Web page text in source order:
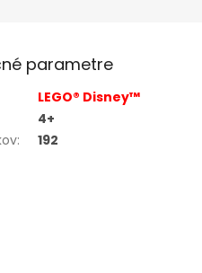
parametre
LEGO® Disney™
4+
: 192